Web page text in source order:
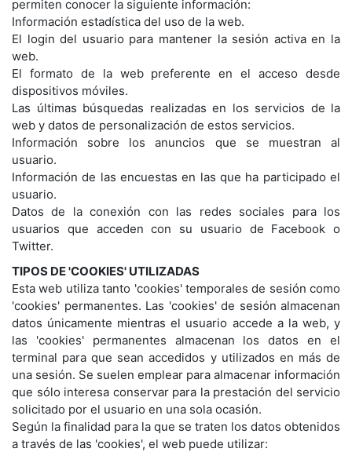
permiten conocer la siguiente información:
Información estadística del uso de la web.
El login del usuario para mantener la sesión activa en la
web.
El formato de la web preferente en el acceso desde
dispositivos móviles.
Las últimas búsquedas realizadas en los servicios de la
web y datos de personalización de estos servicios.
Información sobre los anuncios que se muestran al
usuario.
Información de las encuestas en las que ha participado el
usuario.
Datos de la conexión con las redes sociales para los
usuarios que acceden con su usuario de Facebook o
Twitter.
TIPOS DE 'COOKIES' UTILIZADAS
Esta web utiliza tanto 'cookies' temporales de sesión como
'cookies' permanentes. Las 'cookies' de sesión almacenan
datos únicamente mientras el usuario accede a la web, y
las 'cookies' permanentes almacenan los datos en el
terminal para que sean accedidos y utilizados en más de
una sesión. Se suelen emplear para almacenar información
que sólo interesa conservar para la prestación del servicio
solicitado por el usuario en una sola ocasión.
Según la finalidad para la que se traten los datos obtenidos
a través de las 'cookies', el web puede utilizar: